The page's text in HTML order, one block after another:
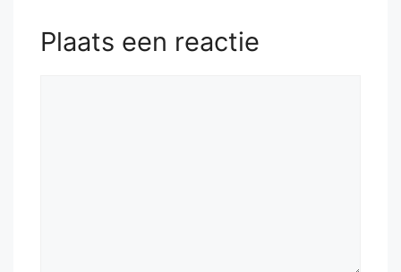
50.Nxe4 Nxe4 51.Kxe4
Rxc4+
Plaats een reactie